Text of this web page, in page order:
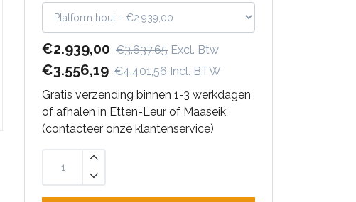
€2.939,00 €3.637,65 Excl. Btw
€3.556,19 €4.401,56 Incl. BTW
Gratis verzending binnen 1-3 werkdagen
of afhalen in Etten-Leur of Maaseik
(contacteer onze klantenservice)